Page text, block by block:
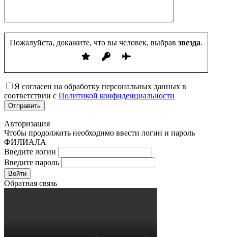
Пожалуйста, докажите, что вы человек, выбрав звезда.
Я согласен на обработку персональных данных в
соответствии с Политикой конфиденциальности
Авторизация
Чтобы продолжить необходимо ввести логин и пароль
ФИЛИАЛА
Введите логин
Введите пароль
Войти
Обратная связь